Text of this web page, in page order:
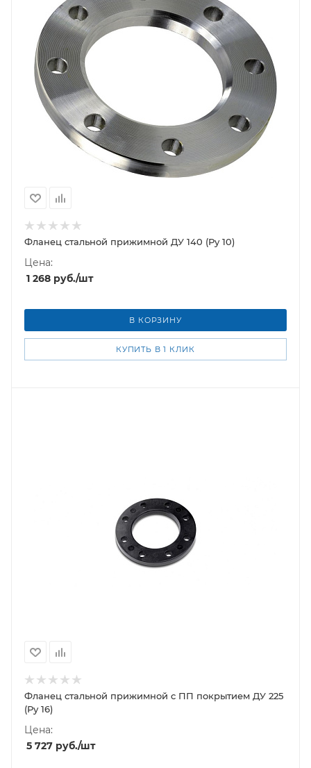
Фланец стальной прижимной ДУ 140 (Ру 10)
Цена:
1 268 руб./шт
В КОРЗИНУ
КУПИТЬ В 1 КЛИК
Фланец стальной прижимной c ПП покрытием ДУ 225
(Ру 16)
Цена:
5 727 руб./шт